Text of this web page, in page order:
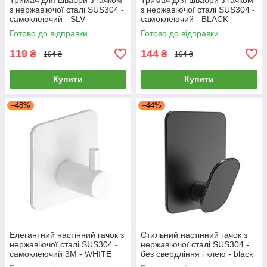
з нержавіючої сталі SUS304 -
самоклеючий - SLV
Готово до відправки
119 ₴ 194 ₴
Купити
з нержавіючої сталі SUS304 -
самоклеючий - BLACK
Готово до відправки
144 ₴ 194 ₴
Купити
–48%
Елегантний настінний гачок з
нержавіючої сталі SUS304 -
самоклеючий 3M - WHITE
–44%
Стильний настінний гачок з
нержавіючої сталі SUS304 -
без свердління і клею - black